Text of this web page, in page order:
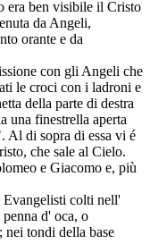
era ben visibile il Cristo
da Angeli,
orante e da
con gli Angeli che
le croci con i ladroni e
della parte di destra
una finestrella aperta
di sopra di essa vi é
che sale al Cielo.
e Giacomo e, più
colti nell'
d' oca, o
nei tondi della base